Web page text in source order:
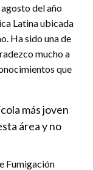
del año
Latina ubicada
Ha sido una de
mucho a
que
más joven
área y no
Fumigación